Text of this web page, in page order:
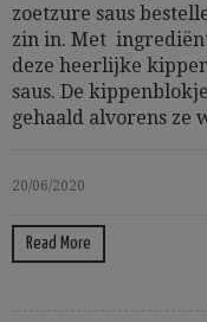
zoetzure saus
zin in. Met
deze heerlijke
saus. De
gehaald alvorens ze
20/06/2020
Read More